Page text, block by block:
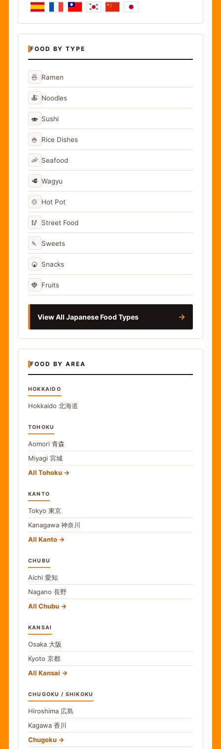
FOOD BY TYPE
🍜 Ramen
🍝 Noodles
🍣 Sushi
🍚 Rice Dishes
🦐 Seafood
🥩 Wagyu
🍲 Hot Pot
🥢 Street Food
🍡 Sweets
🍘 Snacks
🍓 Fruits
View All Japanese Food Types →
FOOD BY AREA
HOKKAIDO
Hokkaido 北海道
TOHOKU
Aomori 青森
Miyagi 宮城
All Tohoku
KANTO
Tokyo 東京
Kanagawa 神奈川
All Kanto
CHUBU
Aichi 愛知
Nagano 長野
All Chubu
KANSAI
Osaka 大阪
Kyoto 京都
All Kansai
CHUGOKU / SHIKOKU
Hiroshima 広島
Kagawa 香川
Chugoku